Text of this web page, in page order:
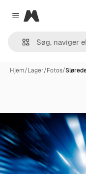
Close menu
Magnific
Hjem/Lager/Fotos/